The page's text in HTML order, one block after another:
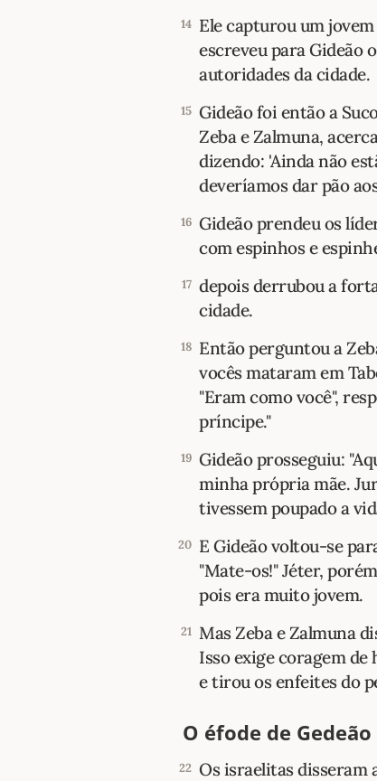
14 Ele capturou um
escreveu para Gideão
autoridades da cidade.
15 Gideão foi então a
Zeba e Zalmuna,
dizendo: 'Ainda não
deveríamos dar pão
16 Gideão prendeu os
com espinhos e
17 depois derrubou a
cidade.
18 Então perguntou a
vocês mataram em
"Eram como você",
príncipe."
19 Gideão prosseguiu:
minha própria mãe.
tivessem poupado a
20 E Gideão voltou-se
"Mate-os!" Jéter,
pois era muito jovem.
21 Mas Zeba e Zalmuna
Isso exige coragem de
e tirou os enfeites do
O éfode de Gedeão
22 Os israelitas disseram